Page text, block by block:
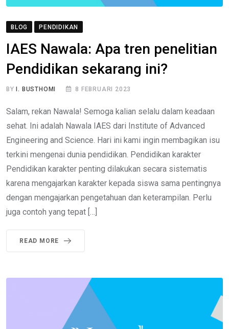
BLOG PENDIDIKAN
IAES Nawala: Apa tren penelitian
Pendidikan sekarang ini?
BY I. BUSTHOMI 8 FEBRUARI 2023
Salam, rekan Nawala! Semoga kalian selalu dalam keadaan
sehat. Ini adalah Nawala IAES dari Institute of Advanced
Engineering and Science. Hari ini kami ingin membagikan isu
terkini mengenai dunia pendidikan. Pendidikan karakter
Pendidikan karakter penting dilakukan secara sistematis
karena mengajarkan karakter kepada siswa sama pentingnya
dengan mengajarkan pengetahuan dan keterampilan. Perlu
juga contoh yang tepat […]
READ MORE